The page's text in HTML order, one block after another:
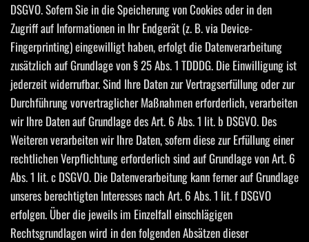
DSGVO. Sofern Sie in die Speicherung von Cookies oder in den
Zugriff auf Informationen in Ihr Endgerät (z. B. via Device-
Fingerprinting) eingewilligt haben, erfolgt die Datenverarbeitung
zusätzlich auf Grundlage von § 25 Abs. 1 TDDDG. Die Einwilligung ist
jederzeit widerrufbar. Sind Ihre Daten zur Vertragserfüllung oder zur
Durchführung vorvertraglicher Maßnahmen erforderlich, verarbeiten
wir Ihre Daten auf Grundlage des Art. 6 Abs. 1 lit. b DSGVO. Des
Weiteren verarbeiten wir Ihre Daten, sofern diese zur Erfüllung einer
rechtlichen Verpflichtung erforderlich sind auf Grundlage von Art. 6
Abs. 1 lit. c DSGVO. Die Datenverarbeitung kann ferner auf Grundlage
unseres berechtigten Interesses nach Art. 6 Abs. 1 lit. f DSGVO
erfolgen. Über die jeweils im Einzelfall einschlägigen
Rechtsgrundlagen wird in den folgenden Absätzen dieser